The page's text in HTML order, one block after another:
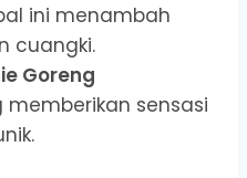
ini menambah
cuangki.
Goreng
memberikan sensasi